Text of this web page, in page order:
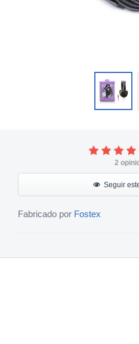
2
Seguir
Fabricado por Fostex